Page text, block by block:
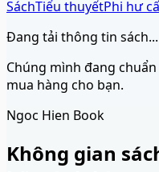
SáchTiểu thuyếtPhi hư
Đang tải thông tin sách...
Chúng mình đang
mua hàng cho bạn.
Ngoc Hien Book
Không gian